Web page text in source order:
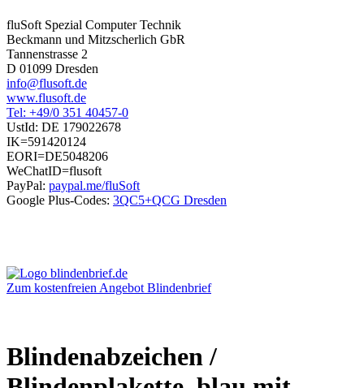
fluSoft Spezial Computer Technik
Beckmann und Mitzscherlich GbR
Tannenstrasse 2
D 01099 Dresden
info@flusoft.de
www.flusoft.de
Tel: +49/0 351 40457-0
UstId: DE 179022678
IK=591420124
EORI=DE5048206
WeChatID=flusoft
PayPal: paypal.me/fluSoft
Google Plus-Codes: 3QC5+QCG Dresden
Zum kostenfreien Angebot Blindenbrief
Blindenabzeichen /